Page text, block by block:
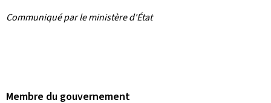
Communiqué par le ministère d'État
Membre du gouvernement